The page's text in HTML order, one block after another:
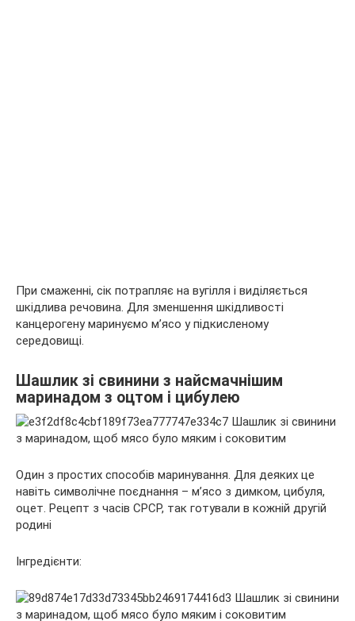
При смаженні, сік потрапляє на вугілля і виділяється
шкідлива речовина. Для зменшення шкідливості
канцерогену маринуємо м’ясо у підкисленому
середовищі.
Шашлик зі свинини з найсмачнішим
маринадом з оцтом і цибулею
Один з простих способів маринування. Для деяких це
навіть символічне поєднання – м’ясо з димком, цибуля,
оцет. Рецепт з часів СРСР, так готували в кожній другій
родині
Інгредієнти: